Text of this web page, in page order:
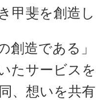
甲斐を創造
創造である
たサービス
、想いを共